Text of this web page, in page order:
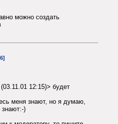
можно создать
12:15)> будет
меня знают, но я думаю,
)